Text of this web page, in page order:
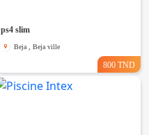
ps4 slim
Beja , Beja ville
800 TND